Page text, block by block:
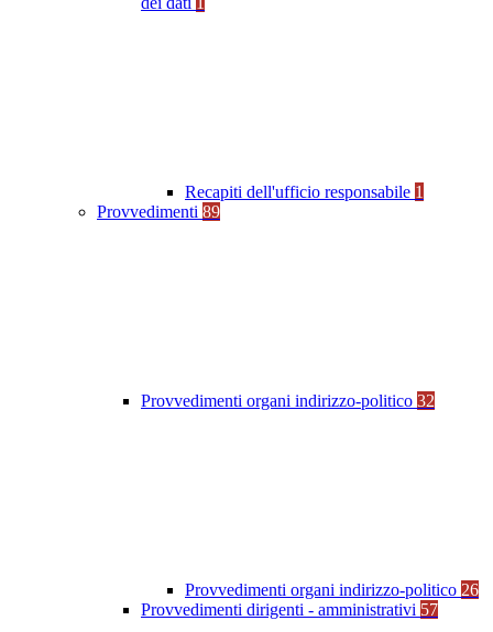
Recapiti dell'ufficio responsabile 1
Provvedimenti 89
Provvedimenti organi indirizzo-politico 32
Provvedimenti organi indirizzo-politico 26
Provvedimenti dirigenti - amministrativi 57